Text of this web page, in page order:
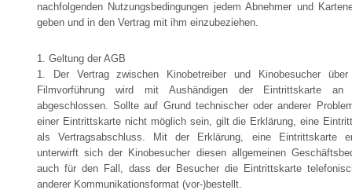
nachfolgenden Nutzungsbedingungen jedem Abnehmer und
geben und in den Vertrag mit ihm einzubeziehen.
1. Geltung der AGB
1. Der Vertrag zwischen Kinobetreiber und Kinobesucher
Filmvorführung wird mit Aushändigen der Eintrittskarte an
abgeschlossen. Sollte auf Grund technischer oder anderer
einer Eintrittskarte nicht möglich sein, gilt die Erklärung, eine
als Vertragsabschluss. Mit der Erklärung, eine Eintrittskarte
unterwirft sich der Kinobesucher diesen allgemeinen
auch für den Fall, dass der Besucher die Eintrittskarte
anderer Kommunikationsformat (vor-)bestellt.